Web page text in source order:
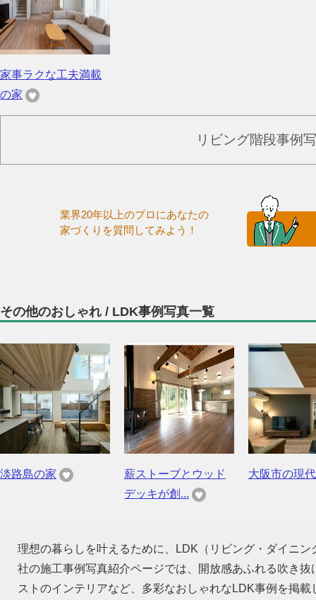
家事ラクな工夫満載
の家
リビング階段事例
業界20年以上のプロにあなたの
家づくりを質問してみよう！
その他のおしゃれ / LDK事例写真一覧
淡路島の家
薪ストーブとウッド
デッキが創...
大阪市の現
理想の暮らしを叶えるために、LDK（リビング・ダイニ
社の施工事例写真紹介ページでは、開放感あふれる吹き
ストのインテリアなど、多彩なおしゃれなLDK事例を掲